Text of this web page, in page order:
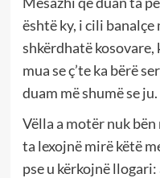
është ky, i cili
shkërdhatë kosovare,
mua se ç’te ka bërë
duam më shumë se
Vëlla a motër nuk
ta lexojnë mirë këtë
pse u kërkojnë